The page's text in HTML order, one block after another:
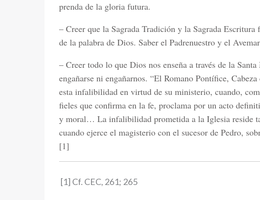
prenda de la gloria futura.
– Creer que la Sagrada Tradición y la Sagrada
de la palabra de Dios. Saber el Padrenuestro y el
– Creer todo lo que Dios nos enseña a través de la
engañarse ni engañarnos. “El Romano Pontífice,
esta infalibilidad en virtud de su ministerio, cuando,
fieles que confirma en la fe, proclama por un acto
y moral… La infalibilidad prometida a la Iglesia reside
cuando ejerce el magisterio con el sucesor de Pedro,
[1]
[1] Cf. CEC, 261; 265